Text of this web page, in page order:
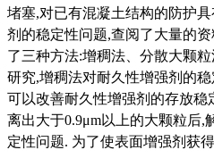
堵塞,对已有混凝土结构的防护具
剂的稳定性问题,查阅了大量的资
了三种方法:增稠法、分散大颗
研究,增稠法对耐久性增强剂的稳
可以改善耐久性增强剂的存放稳
离出大于0.9μm以上的大颗粒后,
定性问题. 为了使表面增强剂获